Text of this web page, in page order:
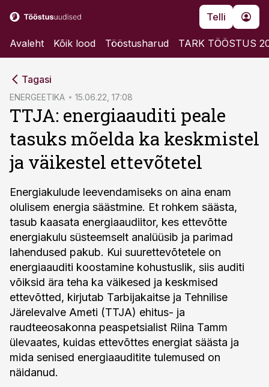
Telli
Avaleht Kõik lood Tööstusharud TARK TÖÖSTUS
Tagasi
ENERGEETIKA 15.06.22, 17:08
TTJA: energiaauditi peale
tasuks mõelda ka keskmistel
ja väikestel ettevõtetel
Energiakulude leevendamiseks on aina enam
olulisem energia säästmine. Et rohkem säästa,
tasub kaasata energiaaudiitor, kes ettevõtte
energiakulu süsteemselt analüüsib ja parimad
lahendused pakub. Kui suurettevõtetele on
energiaauditi koostamine kohustuslik, siis auditi
võiksid ära teha ka väikesed ja keskmised
ettevõtted, kirjutab Tarbijakaitse ja Tehnilise
Järelevalve Ameti (TTJA) ehitus- ja
raudteeosakonna peaspetsialist Riina Tamm
ülevaates, kuidas ettevõttes energiat säästa ja
mida senised energiaauditite tulemused on
näidanud.